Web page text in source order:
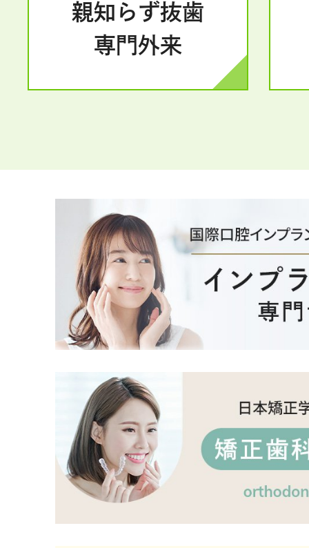
親知らず抜歯
専門外来